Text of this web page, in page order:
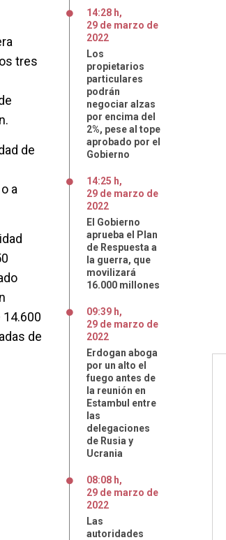
tres
de
a
14.600
de
14:28 h,
29 de marzo de
2022
Los
propietarios
particulares
podrán
negociar alzas
por encima del
2%, pese al tope
aprobado por el
Gobierno
14:25 h,
29 de marzo de
2022
El Gobierno
aprueba el Plan
de Respuesta a
la guerra, que
movilizará
16.000 millones
09:39 h,
29 de marzo de
2022
Erdogan aboga
por un alto el
fuego antes de
la reunión en
Estambul entre
las
delegaciones
de Rusia y
Ucrania
08:08 h,
29 de marzo de
2022
Las
autoridades